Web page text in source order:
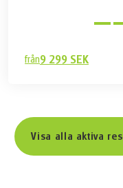
från9 299 SEK
Visa alla aktiva